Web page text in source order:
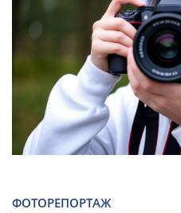
ФОТОРЕПОРТАЖ